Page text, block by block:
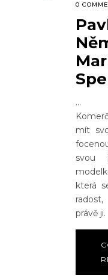
0
mít
svou
která
právě ji.